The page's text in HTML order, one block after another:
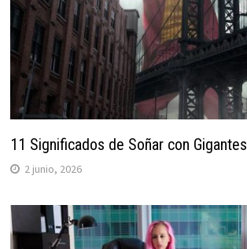
11 Significados de Soñar con Gigantes
2 junio, 2026